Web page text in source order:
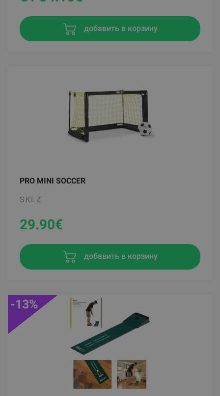
добавить в корзину
PRO MINI SOCCER
SKLZ
29.90€
добавить в корзину
-13%